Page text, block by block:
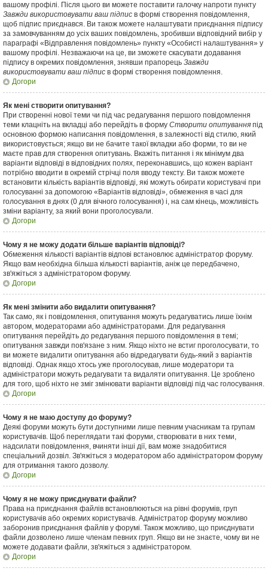
вашому профілі. Після цього ви можете поставити галочку напроти пункту
Завжди використовувати ваш підпис в формі створення повідомлення,
щоб підпис приєднався. Ви також можете налаштувати приєднання підпису
за замовчуванням до усіх ваших повідомлень, зробивши відповідний вибір у
параграфі «Відправлення повідомлень» пункту «Особисті налаштування» у
вашому профілі. Незважаючи на це, ви зможете скасувати додавання
підпису в окремих повідомлення, знявши прапорець Завжди
використовувати ваш підпис в формі створення повідомлення.
Догори
Як мені створити опитування?
При створенні нової теми чи під час редагування першого повідомлення
теми клацніть на вкладці або перейдіть в форму Створити опитування під
основною формою написання повідомлення, в залежності від стилю, який
використовується; якщо ви не бачите такої вкладки або форми, то ви не
маєте прав для створення опитувань. Вкажіть питання і як мінімум два
варіанти відповіді в відповідних полях, переконавшись, що кожен варіант
потрібно вводити в окремій стрічці поля вводу тексту. Ви також можете
встановити кількість варіантів відповіді, які можуть обирати користувачі при
голосуванні за допомогою «Варіантів відповіді», обмеження в часі для
голосування в днях (0 для вічного голосування) і, на сам кінець, можливість
зміни варіанту, за який вони проголосували.
Догори
Чому я не можу додати більше варіантів відповіді?
Обмеження кількості варіантів відпові встановлює адміністратор форуму.
Якщо вам необхідна більша кількості варіантів, аніж це передбачено,
зв'яжіться з адміністратором форуму.
Догори
Як мені змінити або видалити опитування?
Так само, як і повідомлення, опитування можуть редагуватись лише їхнім
автором, модераторами або адміністраторами. Для редагування
опитування перейдіть до редагування першого повідомлення в темі;
опитування завжди пов'язане з ним. Якщо ніхто не встиг проголосувати, то
ви можете видалити опитування або відредагувати будь-який з варіантів
відповіді. Однак якщо хтось уже проголосував, лише модератори та
адміністратори можуть редагувати та видаляти опитування. Це зроблено
для того, щоб ніхто не зміг змінювати варіанти відповіді під час голосування.
Догори
Чому я не маю доступу до форуму?
Деякі форуми можуть бути доступними лише певним учасникам та групам
користувачів. Щоб переглядати такі форуми, створювати в них теми,
надсилати повідомлення, вчиняти інші дії, вам може знадобитися
спеціальний дозвіл. Зв'яжіться з модератором або адміністратором форуму
для отримання такого дозволу.
Догори
Чому я не можу приєднувати файли?
Права на приєднання файлів встановлюються на рівні форумів, груп
користувачів або окремих користувачів. Адміністратор форуму можливо
заборонив приєднання файлів у форумі. Також можливо, що приєднувати
файли дозволено лише членам певних груп. Якщо ви не знаєте, чому ви не
можете додавати файли, зв'яжіться з адміністратором.
Догори